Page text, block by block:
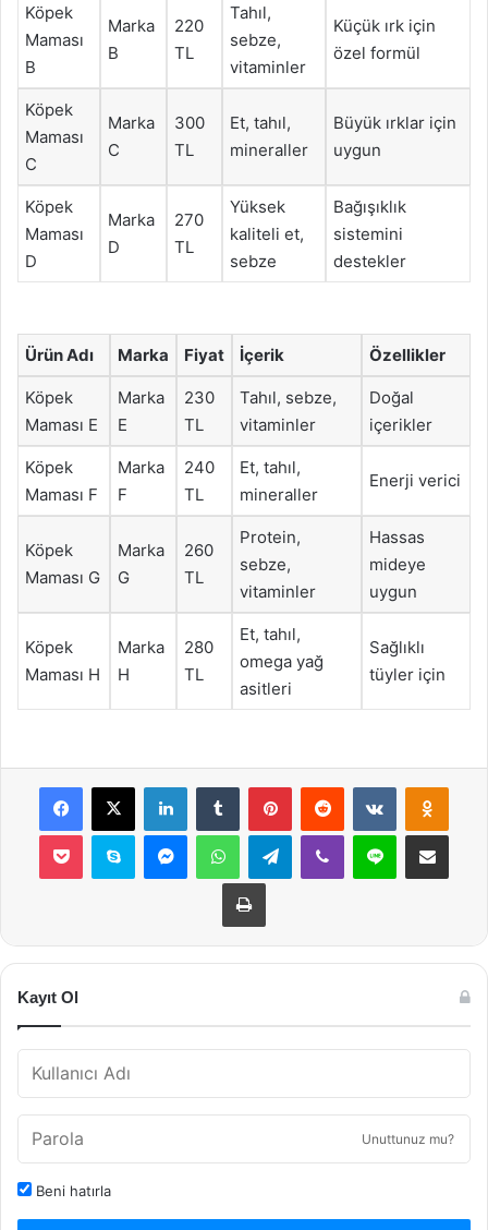
Köpek
Maması
B
Marka
B
220
TL
Tahıl,
sebze,
vitaminler
Küçük ırk için
özel formül
Köpek
Maması
C
Marka
C
300
TL
Et, tahıl,
mineraller
Büyük ırklar için
uygun
Köpek
Maması
D
Marka
D
270
TL
Yüksek
kaliteli et,
sebze
Bağışıklık
sistemini
destekler
Ürün Adı Marka Fiyat İçerik Özellikler
Köpek
Maması E
Marka
E
230
TL
Tahıl, sebze,
vitaminler
Doğal
içerikler
Köpek
Maması F
Marka
F
240
TL
Et, tahıl,
mineraller
Enerji verici
Köpek
Maması G
Marka
G
260
TL
Protein,
sebze,
vitaminler
Hassas
mideye
uygun
Köpek
Maması H
Marka
H
280
TL
Et, tahıl,
omega yağ
asitleri
Sağlıklı
tüyler için
Facebook
X LinkedInTumblr PinterestReddit VKontakte
Pocket Skype MessengerWhatsAppTelegramViber Line E-Posta ile
Yazdır
Kayıt Ol
Unuttunuz mu?
Beni hatırla